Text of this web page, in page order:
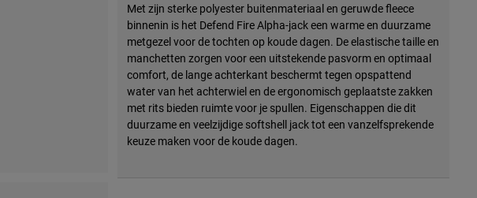
Met zijn sterke polyester buitenmateriaal en geruwde fleece
binnenin is het Defend Fire Alpha-jack een warme en duurzame
metgezel voor de tochten op koude dagen. De elastische taille en
manchetten zorgen voor een uitstekende pasvorm en optimaal
comfort, de lange achterkant beschermt tegen opspattend
water van het achterwiel en de ergonomisch geplaatste zakken
met rits bieden ruimte voor je spullen. Eigenschappen die dit
duurzame en veelzijdige softshell jack tot een vanzelfsprekende
keuze maken voor de koude dagen.